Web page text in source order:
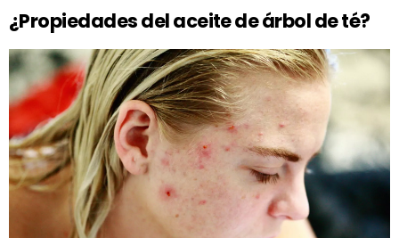
¿Propiedades del aceite de árbol de té?